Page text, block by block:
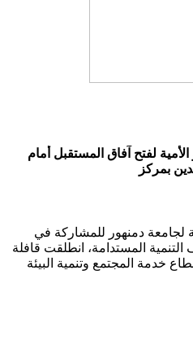
لفتح آفاق المستقبل أمام
بمركز
لجامعة دمنهور للمشاركة في
التنمية المستدامة، انطلقت قافلة
خدمة المجتمع وتنمية البيئة